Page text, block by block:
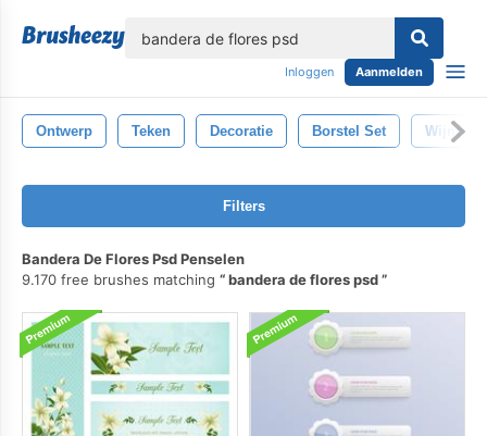
Inloggen Aanmelden
Ontwerp Teken Decoratie Borstel Set
Filters
Bandera De Flores Psd Penselen
9.170 free brushes matching
bandera de flores psd